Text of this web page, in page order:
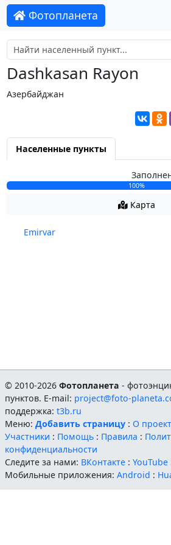
Фотопланета
Dashkasan Rayon
Азербайджан
Населенные пункты
100%
Карта
Emirvar
© 2010-2026Фотопланета -
пунктов. E-mail: project@foto-
поддержка:t3b.ru
Меню:Добавить страницу : О
Участники : Помощь : Правила :
конфиденциальности
Следите за нами: ВКонтакте :YouTube
Мобильные приложения:Android :